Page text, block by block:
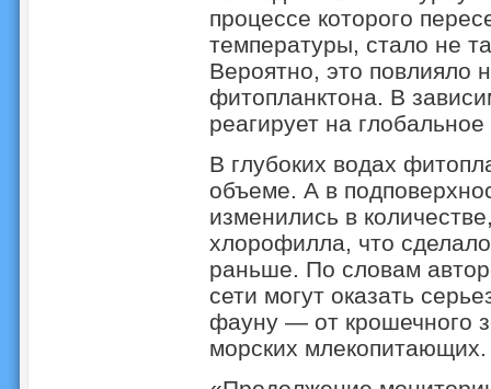
процессе которого
температуры, стало не
Вероятно, это повлияло
фитопланктона. В
реагирует на
В глубоких водах
объеме. А в
изменились в
хлорофилла, что
раньше. По словам
сети могут оказать
фауну — от крошечного
морских млекопитающих.